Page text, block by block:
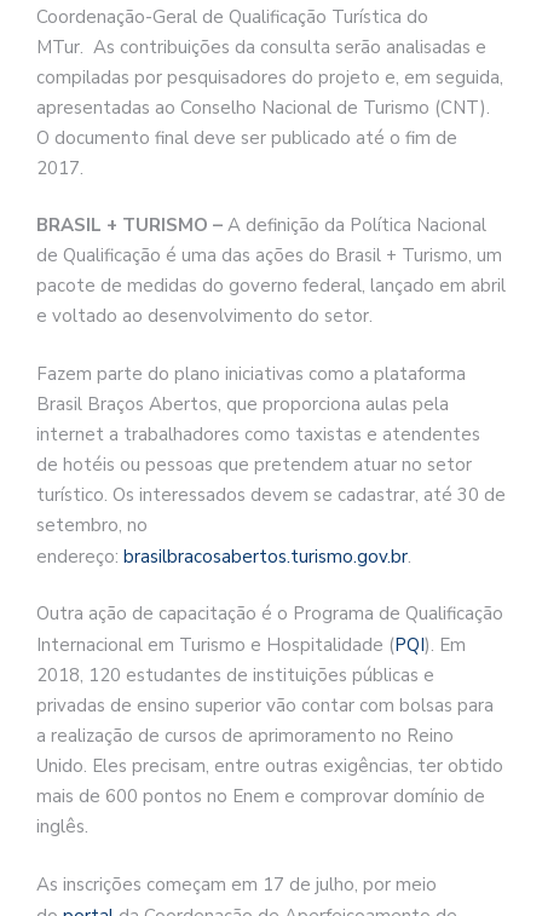
Coordenação-Geral de Qualificação Turística do
MTur. As contribuições da consulta serão analisadas e
compiladas por pesquisadores do projeto e, em seguida,
apresentadas ao Conselho Nacional de Turismo (CNT).
O documento final deve ser publicado até o fim de
2017.
BRASIL + TURISMO – A definição da Política Nacional
de Qualificação é uma das ações do Brasil + Turismo, um
pacote de medidas do governo federal, lançado em abril
e voltado ao desenvolvimento do setor.
Fazem parte do plano iniciativas como a plataforma
Brasil Braços Abertos, que proporciona aulas pela
internet a trabalhadores como taxistas e atendentes
de hotéis ou pessoas que pretendem atuar no setor
turístico. Os interessados devem se cadastrar, até 30 de
setembro, no
endereço: brasilbracosabertos.turismo.gov.br.
Outra ação de capacitação é o Programa de Qualificação
Internacional em Turismo e Hospitalidade (PQI). Em
2018, 120 estudantes de instituições públicas e
privadas de ensino superior vão contar com bolsas para
a realização de cursos de aprimoramento no Reino
Unido. Eles precisam, entre outras exigências, ter obtido
mais de 600 pontos no Enem e comprovar domínio de
inglês.
As inscrições começam em 17 de julho, por meio